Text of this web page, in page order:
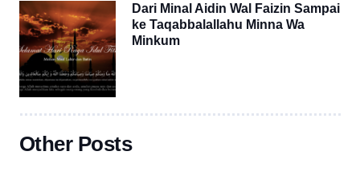
Dari Minal Aidin Wal Faizin Sampai
ke Taqabbalallahu Minna Wa
Minkum
Other Posts